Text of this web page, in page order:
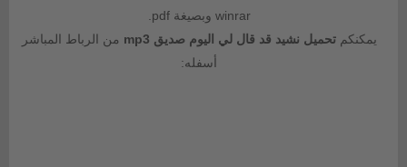
winrar وبصيغة pdf.
يمكنكمتحميل نشيد قد قال لي اليوم صديق mp3
من الرباط المباشر
أسفله: